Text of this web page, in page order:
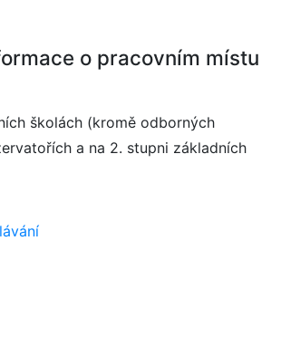
o pracovním místu
školách (kromě odborných
a na 2. stupni základních